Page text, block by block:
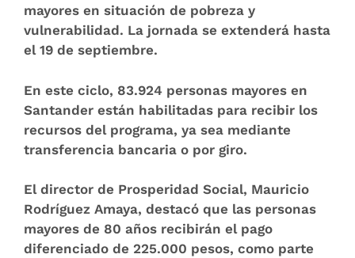
mayores en situación de pobreza y
vulnerabilidad. La jornada se extenderá hasta
el 19 de septiembre.
En este ciclo, 83.924 personas mayores en
Santander están habilitadas para recibir los
recursos del programa, ya sea mediante
transferencia bancaria o por giro.
El director de Prosperidad Social, Mauricio
Rodríguez Amaya, destacó que las personas
mayores de 80 años recibirán el pago
diferenciado de 225.000 pesos, como parte